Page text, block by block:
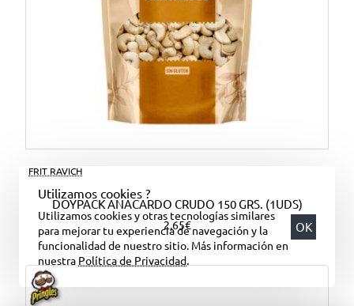
Utilizamos cookies ?
Utilizamos cookies y otras tecnologías similares
para mejorar tu experiencia de navegación y la
funcionalidad de nuestro sitio. Más información en
nuestra Política de Privacidad.
OK
FRIT RAVICH
DOYPACK ANACARDO CRUDO 150 GRS. (1UDS)
2,65€